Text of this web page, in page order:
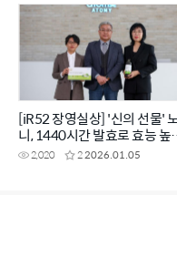
[iR52 장영실상] '신의 선물'
니, 1440시간 발효로 효능 높
다2,020 22026.01.05